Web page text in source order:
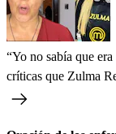
“Yo no sabía que
críticas que Zulma